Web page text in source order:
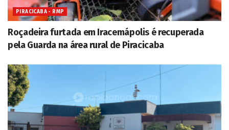
PIRACICABA - RMP
Roçadeira furtada em Iracemápolis é recuperada
pela Guarda na área rural de Piracicaba